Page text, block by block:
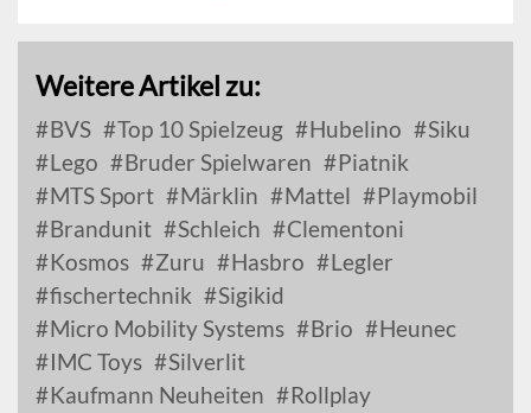
Weitere Artikel zu:
BVS Top 10 Spielzeug Hubelino
Siku
Lego
Bruder Spielwaren
Piatnik
MTS Sport
Märklin Mattel
Playmobil
Brandunit
Schleich
Clementoni
Kosmos
Zuru Hasbro
Legler
fischertechnik
Sigikid
Micro Mobility Systems
Brio
Heunec
IMC Toys
Silverlit
Kaufmann Neuheiten
Rollplay